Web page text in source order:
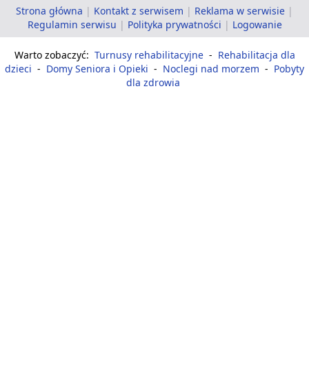
Strona główna | Kontakt z serwisem | Reklama w serwisie |
Regulamin serwisu | Polityka prywatności | Logowanie
Warto zobaczyć: Turnusy rehabilitacyjne - Rehabilitacja dla
dzieci - Domy Seniora i Opieki - Noclegi nad morzem - Pobyty
dla zdrowia